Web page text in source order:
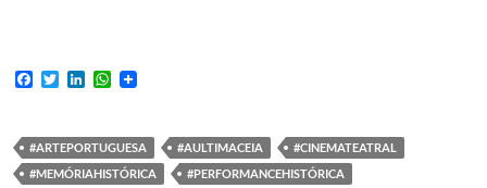
F
b
o
o
T
t
e
r
e
d
I
W
s
A
p
#ARTEPORTUGUESA #AULTIMACEIA
#CINEMATEATRAL
#MEMÓRIAHISTÓRICA
#PERFORMANCEHISTÓRICA